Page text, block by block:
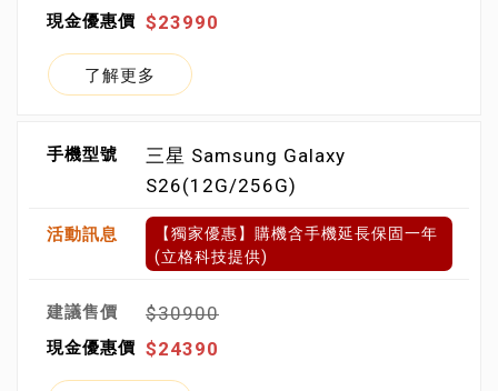
$23990
了解更多
三星 Samsung Galaxy
S26(12G/256G)
【獨家優惠】購機含手機延長保固一年
(立格科技提供)
$30900
$24390